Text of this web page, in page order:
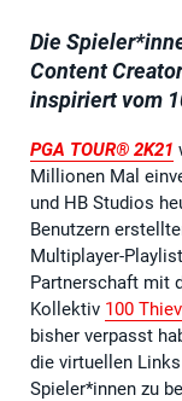
Die
Content
inspiriert vom
PGA TOUR® 2K21
Millionen Mal
und HB Studios
Benutzern
Multiplayer-
Partnerschaft mit
Kollektiv 100
bisher verpasst
die virtuellen
Spieler*innen zu